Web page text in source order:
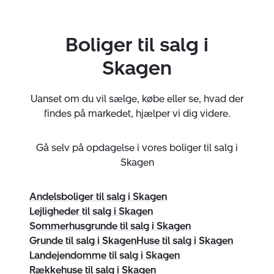
Skagen, og hos Nybolig Skagen er både købere og
sælgere sikret en tryg og ordentlig handel.
Skagen har som Danmarks nordligste by altid haft en
Drachmann og Laurits Tuxen for alvor øjnene op for den
helt særlige stemning og det særlige lys, som gør
Derfor forstår vi godt interessen omkring vores by.
Skagen tilbyder lidt af det hele – her er både kort
afstand til havet, grønne områder, historiske bygninger
og ikke mindst et hyggeligt og livligt handelsstrøg i
Boliger til salg i
Skagen
Uanset om du vil sælge, købe eller se, hvad der
findes på markedet, hjælper vi dig videre.
Gå selv på opdagelse i vores boliger til salg i
Skagen
Andelsboliger til salg i Skagen
Lejligheder til salg i Skagen
Sommerhusgrunde til salg i Skagen
Grunde til salg i SkagenHuse til salg i Skagen
Landejendomme til salg i Skagen
Rækkehuse til salg i Skagen